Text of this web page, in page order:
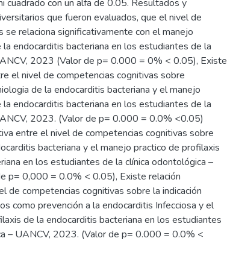
cuadrado con un alfa de 0.05. Resultados y
que fueron evaluados, que el nivel de
se relaciona significativamente con el manejo
endocarditis bacteriana en los estudiantes de la
2023 (Valor de p= 0.000 = 0% < 0.05), Existe
el nivel de competencias cognitivas sobre
de la endocarditis bacteriana y el manejo
endocarditis bacteriana en los estudiantes de la
2023. (Valor de p= 0.000 = 0.0% <0.05)
entre el nivel de competencias cognitivas sobre
bacteriana y el manejo practico de profilaxis
en los estudiantes de la clínica odontológica –
p= 0,000 = 0.0% < 0.05), Existe relación
de competencias cognitivas sobre la indicación
como prevención a la endocarditis Infecciosa y el
de la endocarditis bacteriana en los estudiantes
– UANCV, 2023. (Valor de p= 0.000 = 0.0% <